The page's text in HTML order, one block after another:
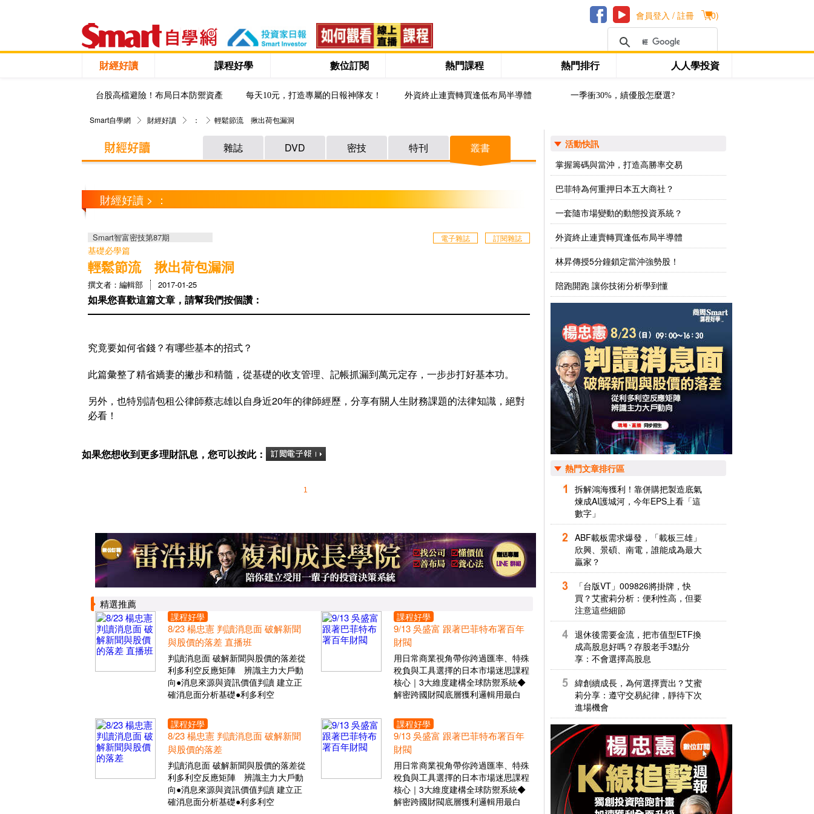
(0)
會員登入 / 註冊
財經好讀 課程好學 數位訂閱 熱門課程 熱門排行 人人學投資
台股高檔避險！布局日本防禦資產 每天10元，打造專屬的日報神隊友！ 外資終止連賣轉買逢低布局半導體 一季衝30%，績優股怎麼選?
Smart自學網 財經好讀 ： 輕鬆節流 揪出荷包漏洞
雜誌 DVD 密技 特刊 叢書
財經好讀 > ：
訂閱雜誌
電子雜誌
Smart智富密技第87期
基礎必學篇
輕鬆節流 揪出荷包漏洞
撰文者：編輯部 2017-01-25
如果您喜歡這篇文章，請幫我們按個讚：
究竟要如何省錢？有哪些基本的招式？
此篇彙整了精省嬌妻的撇步和精髓，從基礎的收支管理、記帳抓漏到萬元定存，一步步打好基本功。
另外，也特別請包租公律師蔡志雄以自身近20年的律師經歷，分享有關人生財務課題的法律知識，絕對
必看！
如果您想收到更多理財訊息，您可以按此：
1
精選推薦
課程好學
8/23 楊忠憲 判讀消息面 破解新聞
與股價的落差 直播班
判讀消息面 破解新聞與股價的落差從
利多利空反應矩陣 辨識主力大戶動
向●消息來源與資訊價值判讀 建立正
確消息面分析基礎●利多利空
課程好學
9/13 吳盛富 跟著巴菲特布署百年
財閥
用日常商業視角帶你跨過匯率、特殊
稅負與工具選擇的日本市場迷思課程
核心｜3大維度建構全球防禦系統◆
解密跨國財閥底層獲利邏輯用最白
課程好學
8/23 楊忠憲 判讀消息面 破解新聞
與股價的落差
判讀消息面 破解新聞與股價的落差從
利多利空反應矩陣 辨識主力大戶動
向●消息來源與資訊價值判讀 建立正
確消息面分析基礎●利多利空
課程好學
9/13 吳盛富 跟著巴菲特布署百年
財閥
用日常商業視角帶你跨過匯率、特殊
稅負與工具選擇的日本市場迷思課程
核心｜3大維度建構全球防禦系統◆
解密跨國財閥底層獲利邏輯用最白
活動快訊
掌握籌碼與當沖，打造高勝率交易
巴菲特為何重押日本五大商社？
一套隨市場變動的動態投資系統？
外資終止連賣轉買逢低布局半導體
林昇傳授5分鐘鎖定當沖強勢股！
陪跑開跑 讓你技術分析學到懂
熱門文章排行區
拆解鴻海獲利！靠併購把製造底氣
煉成AI護城河，今年EPS上看「這
數字」
ABF載板需求爆發，「載板三雄」
欣興、景碩、南電，誰能成為最大
贏家？
「台版VT」009826將掛牌，快
買？艾蜜莉分析：便利性高，但要
注意這些細節
退休後需要金流，把市值型ETF換
成高股息好嗎？存股老手3點分
享：不會選擇高股息
緯創續成長，為何選擇賣出？艾蜜
莉分享：遵守交易紀律，靜待下次
進場機會